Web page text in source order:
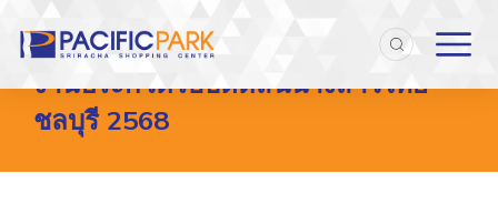
You are here:
Home Entries tagged with "งานประกวดรอบตัดสินนางสาวไทยชลบุรี
งานประกวดรอบตัดสินนางสาวไทย
ชลบุรี 2568